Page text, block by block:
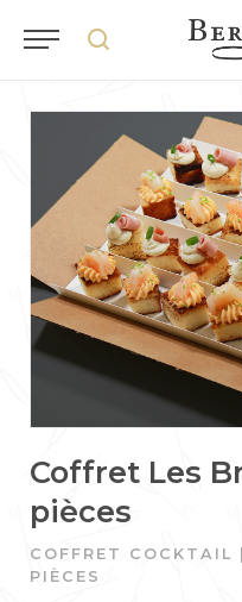
Coffret Les
pièces
COFFRET
PIÈCES